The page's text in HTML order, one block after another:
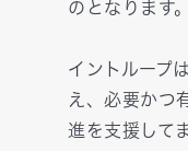
のとなります。
イントループ
え、必要かつ
進を支援して